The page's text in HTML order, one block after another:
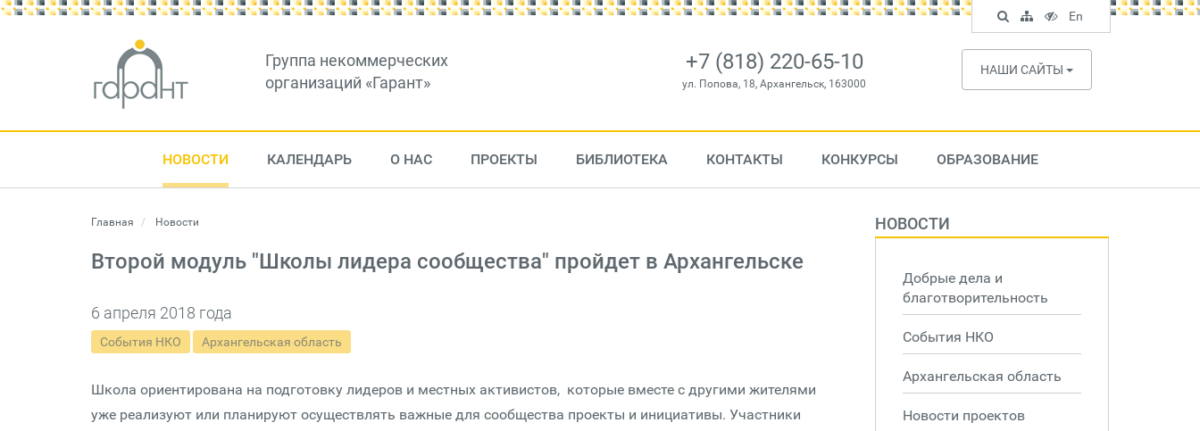
Группа некоммерческих
организаций «Гарант»
+7 (818) 220-65-10
ул. Попова, 18, Архангельск, 163000
НАШИ САЙТЫ
НОВОСТИ КАЛЕНДАРЬ О НАС ПРОЕКТЫ БИБЛИОТЕКА КОНТАКТЫ КОНКУРСЫ ОБРАЗОВАНИЕ
Главная Новости
Второй модуль "Школы лидера сообщества" пройдет в Архангельске
6 апреля 2018 года
События НКО Архангельская область
Школа ориентирована на подготовку лидеров и местных активистов, которые вместе с другими жителями
уже реализуют или планируют осуществлять важные для сообщества проекты и инициативы. Участники
НОВОСТИ
Добрые дела и
благотворительность
События НКО
Архангельская область
Новости проектов
Поиск
по
сайту
Карта
сайта
Версия
для
слабовидящих
En
English